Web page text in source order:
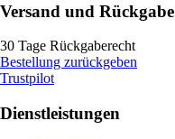
Versand und Rückgabe
30 Tage Rückgaberecht
Bestellung zurückgeben
Trustpilot
Dienstleistungen